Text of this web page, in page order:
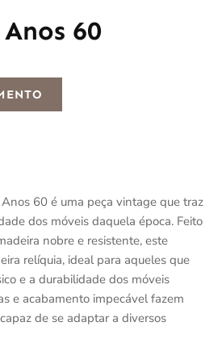
60
60 é uma peça vintage que traz
dos móveis daquela época. Feito
nobre e resistente, este
relíquia, ideal para aqueles que
e a durabilidade dos móveis
e acabamento impecável fazem
de se adaptar a diversos